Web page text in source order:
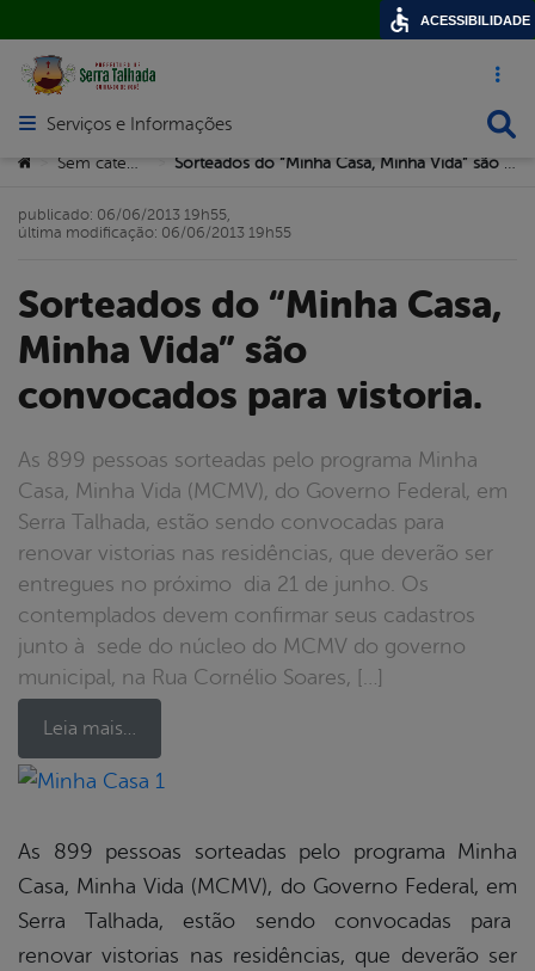
Acesso
Abrir menu principal de navegação
Serviços e Informações
Você está aqui:
> >
Sorteados do “Minha Casa,
Minha Vida” são
convocados para vistoria.
As 899 pessoas sorteadas pelo programa Minha
Casa, Minha Vida (MCMV), do Governo Federal, em
Serra Talhada, estão sendo convocadas para
renovar vistorias nas residências, que deverão ser
entregues no próximo dia 21 de junho. Os
contemplados devem confirmar seus cadastros
junto à sede do núcleo do MCMV do governo
municipal, na Rua Cornélio Soares, […]
Leia mais…
publicado: 06/06/2013 19h55,
última modificação: 06/06/2013 19h55
As 899 pessoas sorteadas pelo programa Minha
Casa, Minha Vida (MCMV), do Governo Federal, em
Serra Talhada, estão sendo convocadas para
renovar vistorias nas residências, que deverão ser
ACESSIBILIDADE